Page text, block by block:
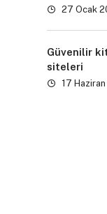
sorunu”
27 Ocak
Güvenilir
siteleri
17